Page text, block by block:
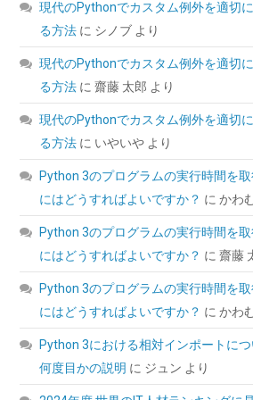
GMT +09:00 時点 -
詳細はこちら
玄人志向 電源ユニット 650W ATX 電源 80
PLUS ブロンズ PC電源 静音ファン ブラ
【メーカー正規出品】 KRPW-BD650W/
(54013) GBP 23.98 (2026-08-
GMT +09:00 時点 -詳細はこちら)
現代のPythonでカスタム例外を適切
る方法 に シノブ より
現代のPythonでカスタム例外を適切
る方法 に齋藤 太郎 より
現代のPythonでカスタム例外を適切
る方法 に いやいや より
Python 3のプログラムの実行時間を
にはどうすればよいですか？ にかわ
Python 3のプログラムの実行時間を
にはどうすればよいですか？ に齋藤
Python 3のプログラムの実行時間を
にはどうすればよいですか？ にかわ
Python 3における相対インポートにつ
何度目かの説明 に ジュン より